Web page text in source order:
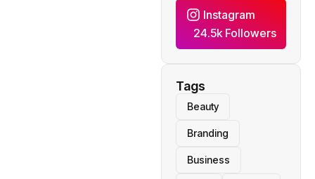
Instagram
24.5k Followers
Tags
Beauty
Branding
Business